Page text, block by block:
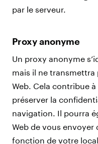
par le serveur.
Proxy anonyme
Un proxy anonyme
mais il ne transmettra
Web. Cela contribue
préserver la
navigation. Il pourra
Web de vous
fonction de votre